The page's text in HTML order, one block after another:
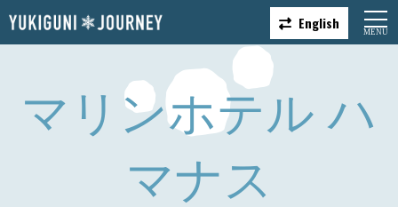
English
マリンホテル ハ
マナス